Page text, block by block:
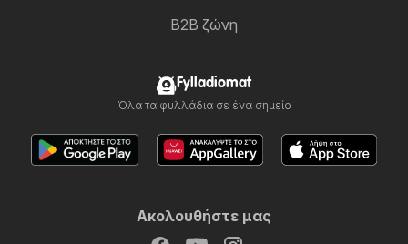
B2B ζώνη
Fylladiomat
Όλα τα φυλλάδια σε ένα σημείο
Ακολουθήστε μας